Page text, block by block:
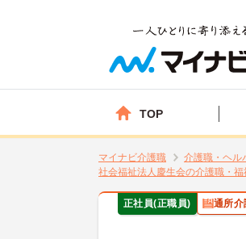
TOP
マイナビ介護職 介護職・ヘル
社会福祉法人慶生会の介護職・
正社員(正職員) 通所介